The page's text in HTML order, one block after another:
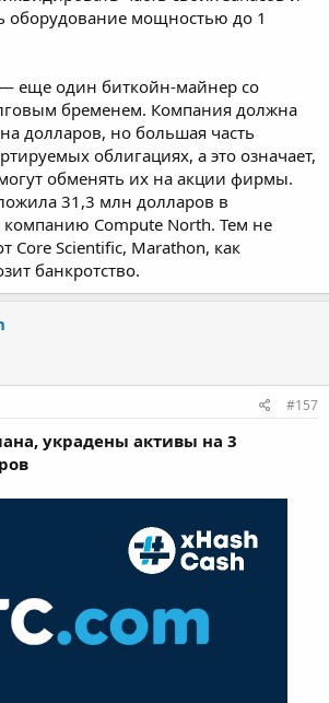
оборудование мощностью до 1
еще один биткойн-майнер со
бременем. Компания должна
долларов, но большая часть
облигациях, а это означает,
обменять их на акции фирмы.
31,3 млн долларов в
Compute North. Тем не
Core Scientific, Marathon, как
банкротство.
#157
украдены активы на 3